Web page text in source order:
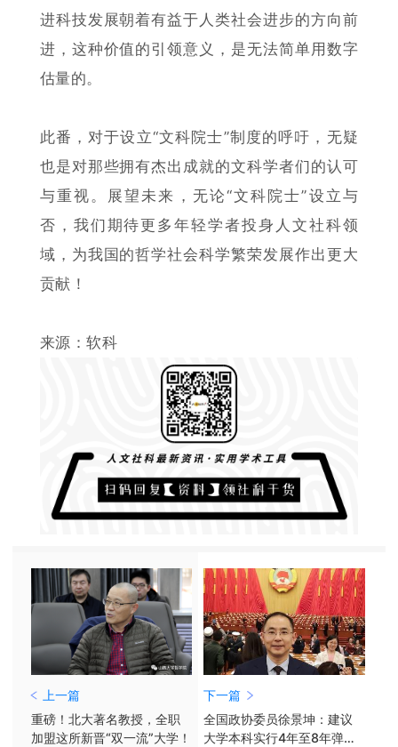
进科技发展朝着有益于人类社会进步的方向前
进，这种价值的引领意义，是无法简单用数字
估量的。
此番，对于设立“文科院士”制度的呼吁，无疑
也是对那些拥有杰出成就的文科学者们的认可
与重视。展望未来，无论“文科院士”设立与
否，我们期待更多年轻学者投身人文社科领
域，为我国的哲学社会科学繁荣发展作出更大
贡献！
来源：软科
上一篇
重磅！北大著名教授，全职
加盟这所新晋“双一流”大学！
下一篇
全国政协委员徐景坤：建议
大学本科实行4年至8年弹性